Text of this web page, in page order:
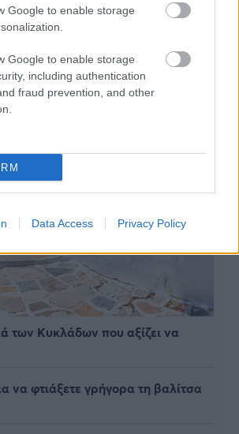
Google to enable storage
Google to enable storage
including authentication
fraud prevention, and other
Data Access Privacy Policy
των Κυκλάδων που αξίζει να
να φτιάξετε γρήγορα τη βαλίτσα